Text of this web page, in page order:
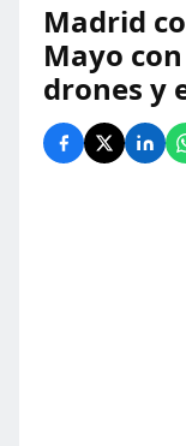
Madrid
Mayo
drones y